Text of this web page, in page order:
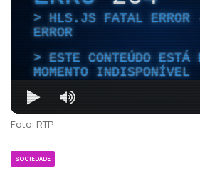
HLS.JS FATAL ERROR
ERROR
ESTE CONTEÚDO ESTÁ
MOMENTO INDISPONÍVEL
Foto: RTP
SOCIEDADE